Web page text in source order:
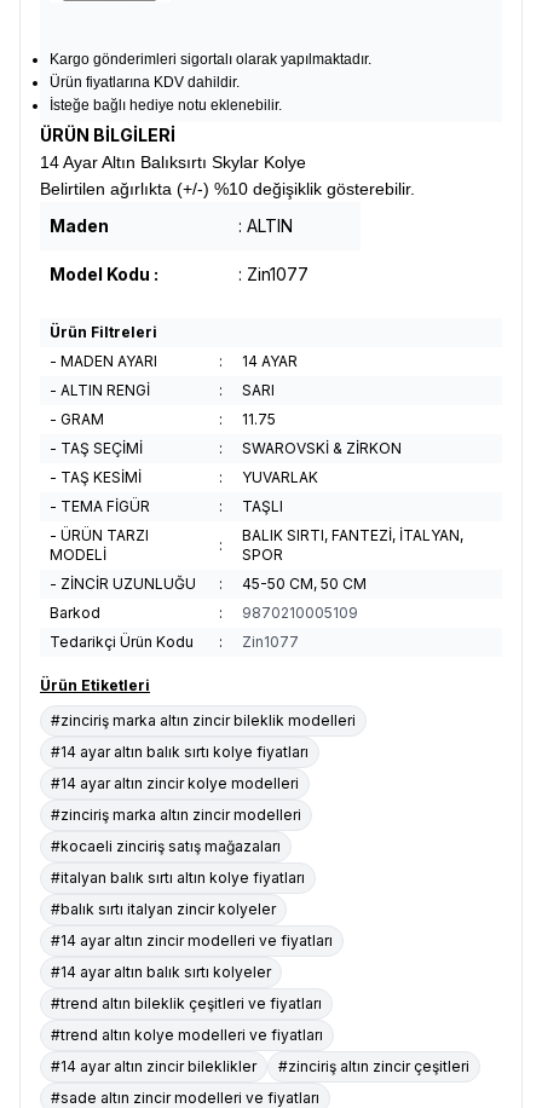
Kargo gönderimleri sigortalı olarak yapılmaktadır.
Ürün fiyatlarına KDV dahildir.
İsteğe bağlı hediye notu eklenebilir.
ÜRÜN BİLGİLERİ
14 Ayar Altın Balıksırtı Skylar Kolye
Belirtilen ağırlıkta (+/-) %10 değişiklik gösterebilir.
Maden : ALTIN
Model Kodu : : Zin1077
Ürün Filtreleri
- MADEN AYARI
:
14 AYAR
- ALTIN RENGİ
:
SARI
- GRAM
:
11.75
- TAŞ SEÇİMİ
:
SWAROVSKİ & ZİRKON
- TAŞ KESİMİ
:
YUVARLAK
- TEMA FİGÜR
:
TAŞLI
- ÜRÜN TARZI
MODELİ
:
BALIK SIRTI, FANTEZİ, İTALYAN,
SPOR
- ZİNCİR UZUNLUĞU
:
45-50 CM, 50 CM
Barkod
:
9870210005109
Tedarikçi Ürün Kodu
: Zin1077
Ürün Etiketleri
#zinciriş marka altın zincir bileklik modelleri
#14 ayar altın balık sırtı kolye fiyatları
#14 ayar altın zincir kolye modelleri
#zinciriş marka altın zincir modelleri
#kocaeli zinciriş satış mağazaları
#italyan balık sırtı altın kolye fiyatları
#balık sırtı italyan zincir kolyeler
#14 ayar altın zincir modelleri ve fiyatları
#14 ayar altın balık sırtı kolyeler
#trend altın bileklik çeşitleri ve fiyatları
#trend altın kolye modelleri ve fiyatları
#14 ayar altın zincir bileklikler
#zinciriş altın zincir çeşitleri
#sade altın zincir modelleri ve fiyatları